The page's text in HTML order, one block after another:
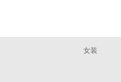
女装